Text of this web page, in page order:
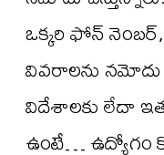
ఒక్కరి ఫోన్
వివరాలను నమోదు
విదేశాలకు లేదా
ఉంటే… ఉద్యోగం